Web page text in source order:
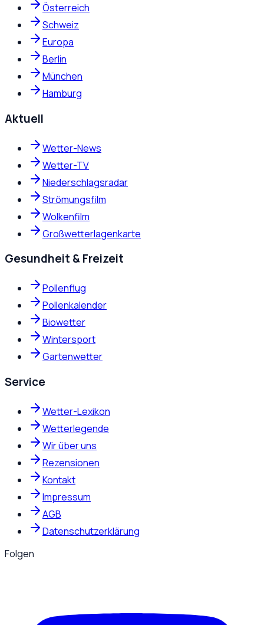
Österreich
Schweiz
Europa
Berlin
München
Hamburg
Aktuell
Wetter-News
Wetter-TV
Niederschlagsradar
Strömungsfilm
Wolkenfilm
Großwetterlagenkarte
Gesundheit & Freizeit
Pollenflug
Pollenkalender
Biowetter
Wintersport
Gartenwetter
Service
Wetter-Lexikon
Wetterlegende
Wir über uns
Rezensionen
Kontakt
Impressum
AGB
Datenschutzerklärung
Folgen